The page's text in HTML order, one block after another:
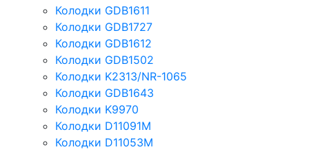
Колодки GDB1611
Колодки GDB1727
Колодки GDB1612
Колодки GDB1502
Колодки K2313/NR-1065
Колодки GDB1643
Колодки K9970
Колодки D11091M
Колодки D11053M